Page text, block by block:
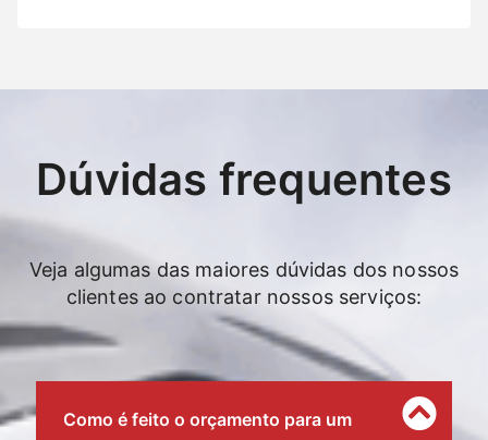
Dúvidas frequentes
Veja algumas das maiores dúvidas dos nossos
clientes ao contratar nossos serviços:
Como é feito o orçamento para um